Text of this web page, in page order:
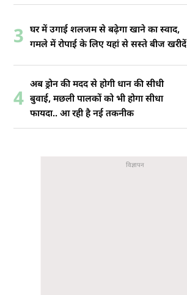
3 घर में उगाई शलजम से बढ़ेगा खाने का स्वाद,
गमले में रोपाई के लिए यहां से सस्ते बीज खरीदें
4
अब ड्रोन की मदद से होगी धान की सीधी
बुवाई, मछली पालकों को भी होगा सीधा
फायदा.. आ रही है नई तकनीक